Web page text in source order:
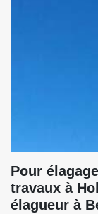
Pour
travaux à
élagueur à